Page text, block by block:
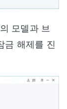
모델과 브
금 해제를 진